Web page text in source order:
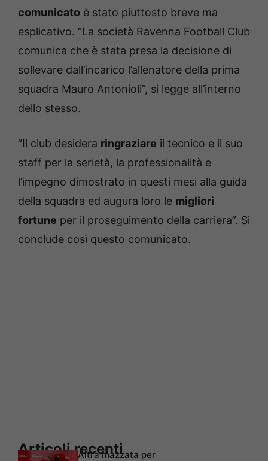
comunicato è stato piuttosto breve ma
esplicativo. “La società Ravenna Football Club
comunica che è stata presa la decisione di
sollevare dall’incarico l’allenatore della prima
squadra Mauro Antonioli”, si legge all’interno
dello stesso.
“Il club desidera ringraziare il tecnico e il suo
staff per la serietà, la professionalità e
l’impegno dimostrato in questi mesi alla guida
della squadra ed augura loro le migliori
fortune per il proseguimento della carriera”. Si
conclude così questo comunicato.
Articoli recenti
Altra mazzata per